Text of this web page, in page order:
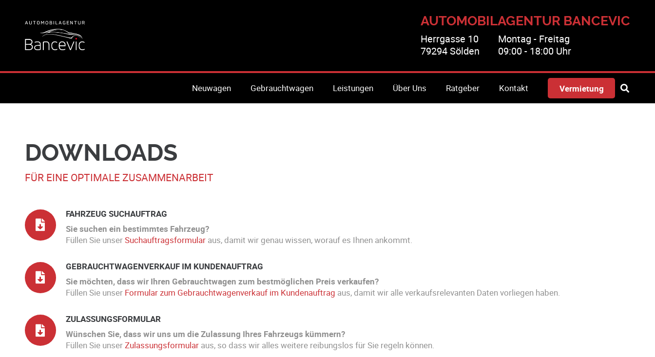
AUTOMOBILAGENTUR BANCEVIC
Herrgasse 10
79294 Sölden
Montag - Freitag
09:00 - 18:00 Uhr
Neuwagen Gebrauchtwagen Leistungen Über Uns Ratgeber Kontakt Vermietung
DOWNLOADS
FÜR EINE OPTIMALE ZUSAMMENARBEIT
FAHRZEUG SUCHAUFTRAG
Sie suchen ein bestimmtes Fahrzeug?
Füllen Sie unserSuchauftragsformularaus, damit wir genau wissen, worauf es Ihnen ankommt.
GEBRAUCHTWAGENVERKAUF IM KUNDENAUFTRAG
Sie möchten, dass wir Ihren Gebrauchtwagen zum bestmöglichen Preis verkaufen?
Füllen Sie unser Formular zum Gebrauchtwagenverkauf im Kundenauftrag aus, damit wir alle verkaufsrelevanten Daten vorliegen haben.
ZULASSUNGSFORMULAR
Wünschen Sie, dass wir uns um die Zulassung Ihres Fahrzeugs kümmern?
Füllen Sie unserZulassungsformularaus, so dass wir alles weitere reibungslos für Sie regeln können.